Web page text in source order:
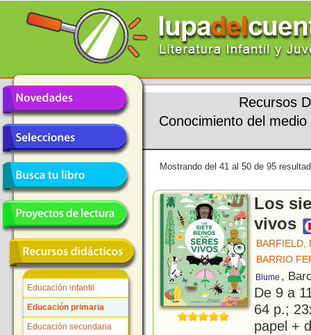
Educación infantil
Educación primaria
Educación secundaria
Recursos
Conocimiento del medio
Mostrando del 41 al 50 de 95
Los
vivos
BARFIELD,
BARRIO
Blume ,
De 9 a
64 p.;
papel +